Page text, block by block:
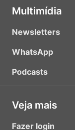
Multimídia
Newsletters
WhatsApp
Podcasts
Veja mais
Fazer login